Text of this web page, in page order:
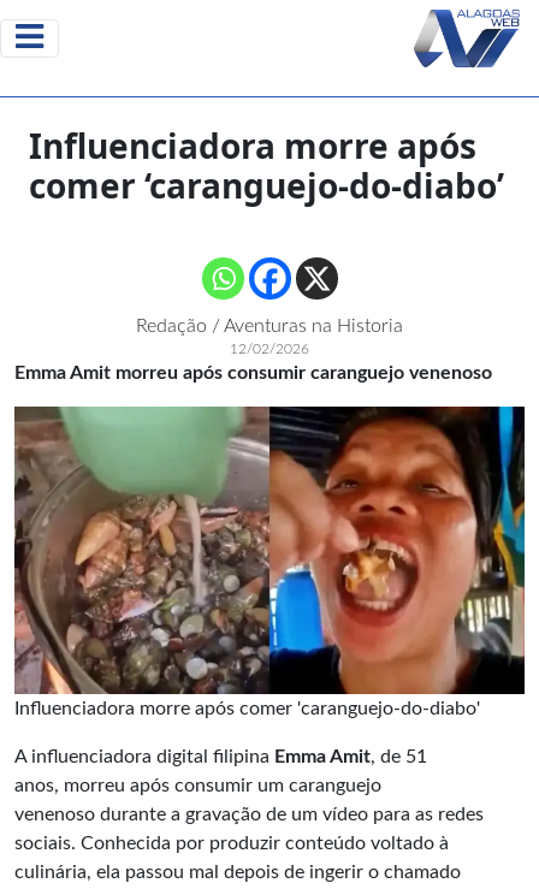
Influenciadora morre após
comer ‘caranguejo-do-diabo’
Redação / Aventuras na Historia
12/02/2026
Emma Amit morreu após consumir caranguejo venenoso
Influenciadora morre após comer 'caranguejo-do-diabo'
A influenciadora digital filipina Emma Amit, de 51
anos, morreu após consumir um caranguejo
venenoso durante a gravação de um vídeo para as redes
sociais. Conhecida por produzir conteúdo voltado à
culinária, ela passou mal depois de ingerir o chamado